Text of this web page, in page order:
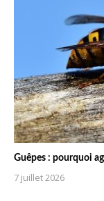
Guêpes : pourquoi
7 juillet 2026